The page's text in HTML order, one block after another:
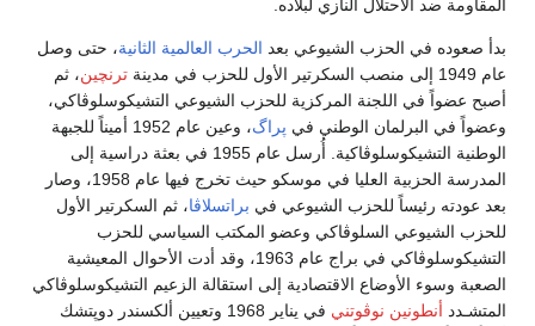
المقاومة ضد الاحتلال النازي لبلاده.
بدأ صعوده في الحزب الشيوعي بعد الحرب العالمية الثانية، حتى وصل
عام 1949 إلى منصب السكرتير الأول للحزب في مدينة
ترنچين، ثم
أصبح عضواً في اللجنة المركزية للحزب الشيوعي التشيكوسلوڤاكي،
وعضواً في البرلمان الوطني في پراگ
، وعين عام 1952 أميناً للجبهة
الوطنية التشيكوسلوڤاكية. أُرسل عام 1955 في بعثة دراسية إلى
المدرسة الحزبية العليا في موسكو حيث تخرج فيها عام 1958، وصار
بعد عودته رئيساً للحزب الشيوعي في براتسلاڤا، ثم السكرتير الأول
للحزب الشيوعي السلوڤاكي وعضو المكتب السياسي للحزب
التشيكوسلوڤاكي في براج عام 1963، وقد أدت الأحوال المعيشية
الصعبة وسوء الأوضاع الاقتصادية إلى استقالة الزعيم التشيكوسلوڤاكي
المتشـدد أنطونين نوڤوتني
في يناير 1968 وتعيين ألكسندر دوپتشك